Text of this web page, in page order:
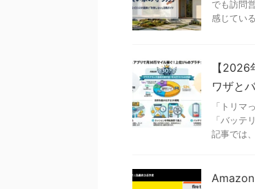
でも訪問
感じてい
【
ワザと
「トリマ
「バッテ
記事では